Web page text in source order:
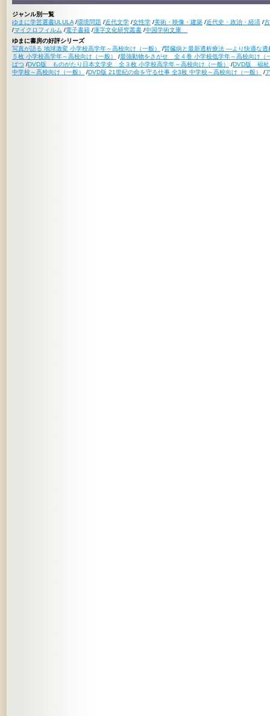
ジャンル別一覧
ゆまに学芸選書ULULA /環境問題 /近代文学 /女性学 /美術・映像・建築 /近代史・政治・経済 /
/マイクロフィルム /電子書籍 /漢字文化研究叢書 /中国学術文庫
ゆまに書房の好評シリーズ
写真が語る 地球激変 小学校高学年～高校向け（一般）
/腎臓病と最新透析療法 ―より快適な
５枚 小学校高学年～高校向け（一般）
/最強動物をさがせ 全４巻 小学校低学年～高校向け（
ばつ /DVD版 ものがたり日本文学史 全３枚 小学校高学年～高校向け（一般） /DVD版 福祉
中学校～高校向け（一般）
/DVD版 21世紀の命を守る仕事 全3枚 中学校～高校向け（一般） /